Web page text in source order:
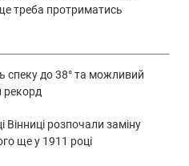
треба протриматись
спеку до 38° та можливий
рекорд
Вінниці розпочали заміну
ще у 1911 році